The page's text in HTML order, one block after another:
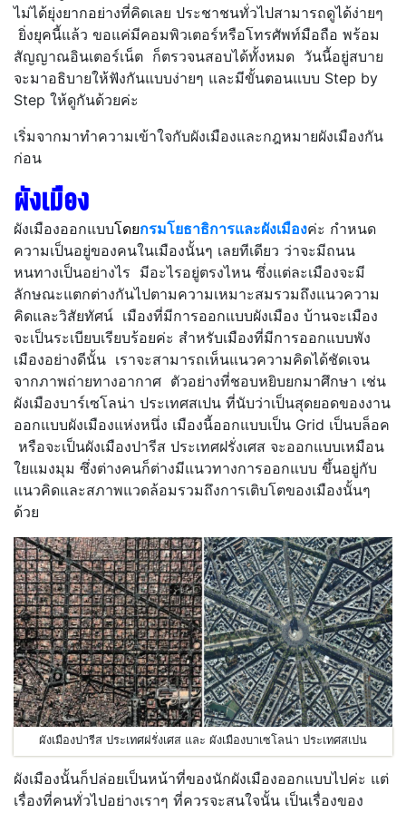
ไม่ได้ยุ่งยากอย่างที่คิดเลย ประชาชนทั่วไปสามารถดูได้ง่ายๆ
ยิ่งยุคนี้แล้ว ขอแค่มีคอมพิวเตอร์หรือโทรศัพท์มือถือ พร้อม
สัญญาณอินเตอร์เน็ต ก็ตรวจนสอบได้ทั้งหมด วันนี้อยู่สบาย
จะมาอธิบายให้ฟังกันแบบง่ายๆ และมีขั้นตอนแบบ Step by
Step ให้ดูกันด้วยค่ะ
เริ่มจากมาทำความเข้าใจกับผังเมืองและกฎหมายผังเมืองกัน
ก่อน
ผังเมือง
ผังเมืองออกแบบโดยกรมโยธาธิการและผังเมืองค่ะ กำหนด
ความเป็นอยู่ของคนในเมืองนั้นๆ เลยทีเดียว ว่าจะมีถนน
หนทางเป็นอย่างไร มีอะไรอยู่ตรงไหน ซึ่งแต่ละเมืองจะมี
ลักษณะแตกต่างกันไปตามความเหมาะสมรวมถึงแนวความ
คิดและวิสัยทัศน์ เมืองที่มีการออกแบบผังเมือง บ้านจะเมือง
จะเป็นระเบียบเรียบร้อยค่ะ สำหรับเมืองที่มีการออกแบบพัง
เมืองอย่างดีนั้น เราจะสามารถเห็นแนวความคิดได้ชัดเจน
จากภาพถ่ายทางอากาศ ตัวอย่างที่ชอบหยิบยกมาศึกษา เช่น
ผังเมืองบาร์เซโลน่า ประเทศสเปน ที่นับว่าเป็นสุดยอดของงาน
ออกแบบผังเมืองแห่งหนึ่ง เมืองนี้ออกแบบเป็น Grid เป็นบล็อค
หรือจะเป็นผังเมืองปารีส ประเทศฝรั่งเศส จะออกแบบเหมือน
ใยแมงมุม ซึ่งต่างคนก็ต่างมีแนวทางการออกแบบ ขึ้นอยู่กับ
แนวคิดและสภาพแวดล้อมรวมถึงการเติบโตของเมืองนั้นๆ
ด้วย
ผังเมืองปารีส ประเทศฝรั่งเศส และ ผังเมืองบาเซโลน่า ประเทศสเปน
ผังเมืองนั้นก็ปล่อยเป็นหน้าที่ของนักผังเมืองออกแบบไปค่ะ แต่
เรื่องที่คนทั่วไปอย่างเราๆ ที่ควรจะสนใจนั้น เป็นเรื่องของ